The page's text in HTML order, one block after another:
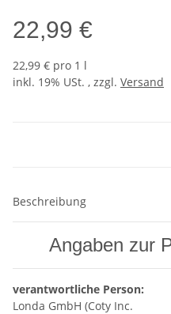
22,99 €
22,99 € pro 1 l
inkl. 19% USt. , zzgl. Versand
Beschreibung
Angaben zur
verantwortliche Person:
Londa GmbH (Coty Inc.